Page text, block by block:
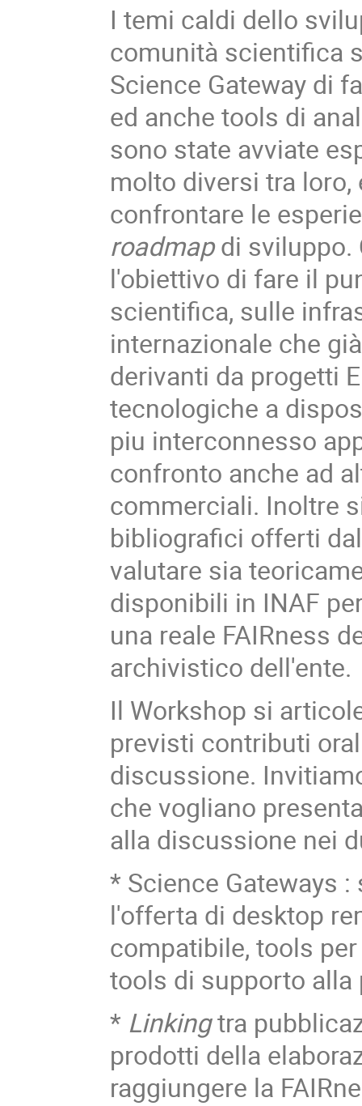
I temi caldi dello
comunità scientifica
Science Gateway di
ed anche tools di
sono state avviate
molto diversi tra
confrontare le
roadmapdi sviluppo.
l'obiettivo di fare il
scientifica, sulle
internazionale che
derivanti da progetti
tecnologiche a
piu interconnesso
confronto anche ad
commerciali. Inoltre
bibliografici offerti
valutare sia
disponibili in INAF
una reale FAIRness
archivistico dell'ente.
Il Workshop si
previsti contributi
discussione.
che vogliano
alla discussione nei
* Science Gateways
l'offerta di desktop
compatibile, tools
tools di supporto alla
* Linkingtra
prodotti della
raggiungere la